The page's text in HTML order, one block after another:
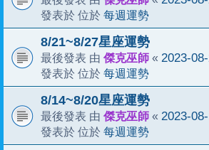
發表於 位於 每週運勢
8/21~8/27星座運勢
最後發表 由 傑克巫師 « 2023-
發表於 位於 每週運勢
8/14~8/20星座運勢
最後發表 由 傑克巫師 « 2023-
發表於 位於 每週運勢